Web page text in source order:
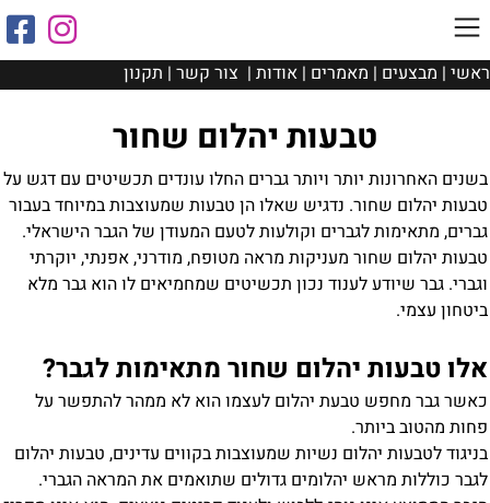
ראשי | מבצעים | מאמרים | אודות | צור קשר | תקנון
טבעות יהלום שחור
בשנים האחרונות יותר ויותר גברים החלו עונדים תכשיטים עם דגש על
טבעות יהלום שחור. נדגיש שאלו הן טבעות שמעוצבות במיוחד בעבור
גברים, מתאימות לגברים וקולעות לטעם המעודן של הגבר הישראלי.
טבעות יהלום שחור מעניקות מראה מטופח, מודרני, אפנתי, יוקרתי
וגברי. גבר שיודע לענוד נכון תכשיטים שמחמיאים לו הוא גבר מלא
ביטחון עצמי.
אלו טבעות יהלום שחור מתאימות לגבר?
כאשר גבר מחפש טבעת יהלום לעצמו הוא לא ממהר להתפשר על
פחות מהטוב ביותר.
בניגוד לטבעות יהלום נשיות שמעוצבות בקווים עדינים, טבעות יהלום
לגבר כוללות מראש יהלומים גדולים שתואמים את המראה הגברי.